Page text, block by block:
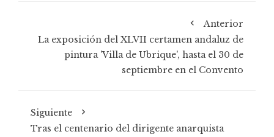
Anterior
La exposición del XLVII certamen andaluz de
pintura 'Villa de Ubrique', hasta el 30 de
septiembre en el Convento
Siguiente
Tras el centenario del dirigente anarquista